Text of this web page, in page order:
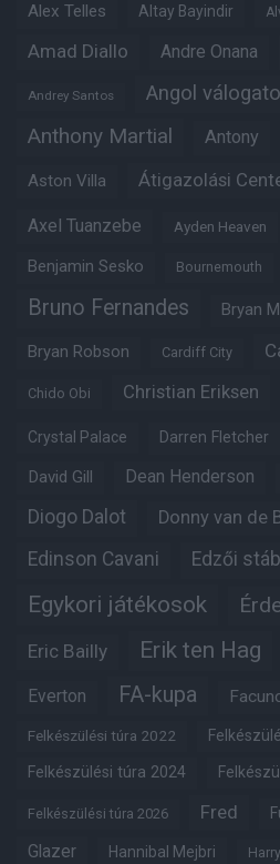
Alex Telles Altay Bayindir
Amad Diallo Andre Onana
Andrey Santos Angol
Anthony Martial Antony
Aston Villa Átigazolási
Axel Tuanzebe Ayden Heaven
Benjamin Sesko Bournemouth
Bruno Fernandes Bryan
Bryan Robson Cardiff City
Chido Obi Christian Eriksen
Crystal Palace Darren Fletcher
David Gill Dean Henderson
Diogo Dalot Donny van de
Edinson Cavani Edzői stáb
Egykori játékosok
Eric Bailly Erik ten Hag
Everton FA-kupa
Felkészülési túra 2022
Felkészülési túra 2024
Felkészülési túra 2026 Fred
Glazer Hannibal Mejbri